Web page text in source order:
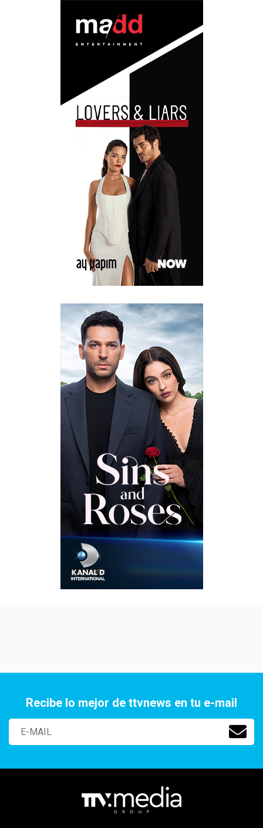
Recibe lo mejor de ttvnews en tu e-mail